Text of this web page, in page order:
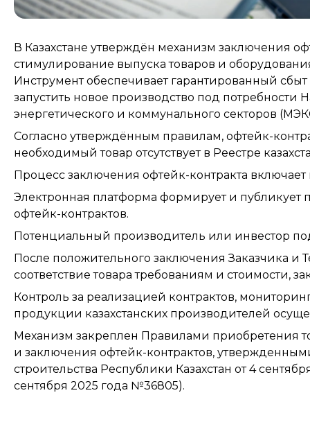
В Казахстане утверждён механизм заключения
стимулирование выпуска товаров и
Инструмент обеспечивает гарантированный
запустить новое производство под
энергетического и коммунального секторов
Согласно утверждённым правилам, офтейк-
необходимый товар отсутствует в Реестре
Процесс заключения офтейк-контракта включает
Электронная платформа формирует и публикует
офтейк-контрактов.
Потенциальный производитель или инвестор
После положительного заключения Заказчика и
соответствие товара требованиям и стоимости,
Контроль за реализацией контрактов,
продукции казахстанских производителей
Механизм закреплен Правилами приобретения
и заключения офтейк-контрактов,
строительства Республики Казахстан от 4
сентября 2025 года №36805).